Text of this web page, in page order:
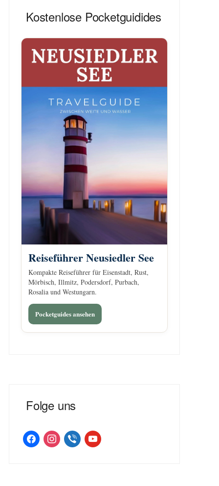
Kostenlose Pocketguidides
Reiseführer Neusiedler See
Kompakte Reiseführer für Eisenstadt, Rust,
Mörbisch, Illmitz, Podersdorf, Purbach,
Rosalia und Westungarn.
Pocketguides ansehen
Folge uns
facebookinstagramviber youtube